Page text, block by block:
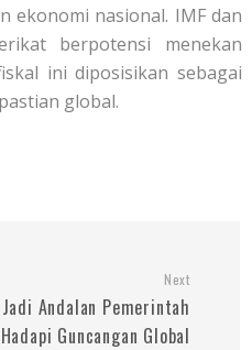
ekonomi nasional. IMF dan
berpotensi menekan
ini diposisikan sebagai
global.
Next
Andalan Pemerintah
Hadapi Guncangan Global